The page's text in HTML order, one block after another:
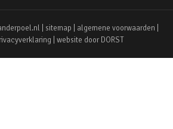
| sitemap algemene voorwaarden
| website door DORST